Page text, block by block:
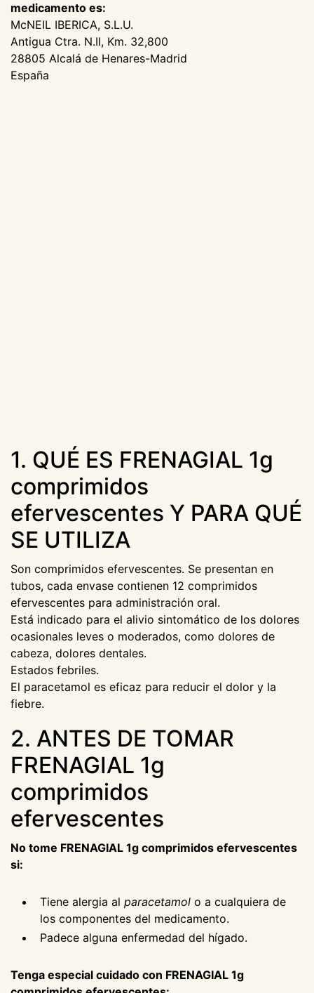
medicamento es:
McNEIL IBERICA, S.L.U.
Antigua Ctra. N.II, Km. 32,800
28805 Alcalá de Henares-Madrid
España
1. QUÉ ES FRENAGIAL 1g
comprimidos
efervescentes Y PARA QUÉ
SE UTILIZA
Son comprimidos efervescentes. Se presentan en
tubos, cada envase contienen 12 comprimidos
efervescentes para administración oral.
Está indicado para el alivio sintomático de los dolores
ocasionales leves o moderados, como dolores de
cabeza, dolores dentales.
Estados febriles.
El paracetamol es eficaz para reducir el dolor y la
fiebre.
2. ANTES DE TOMAR
FRENAGIAL 1g
comprimidos
efervescentes
No tome FRENAGIAL 1g comprimidos efervescentes
si:
Tiene alergia al paracetamol o a cualquiera de
los componentes del medicamento.
Padece alguna enfermedad del hígado.
Tenga especial cuidado con FRENAGIAL 1g